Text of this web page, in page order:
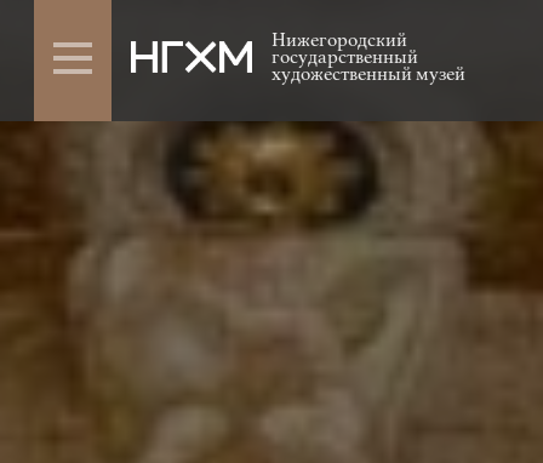
Нижегородский
государственный
художественный музей